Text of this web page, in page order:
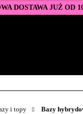
DOSTAWA JUŻ OD
i topy Bazy